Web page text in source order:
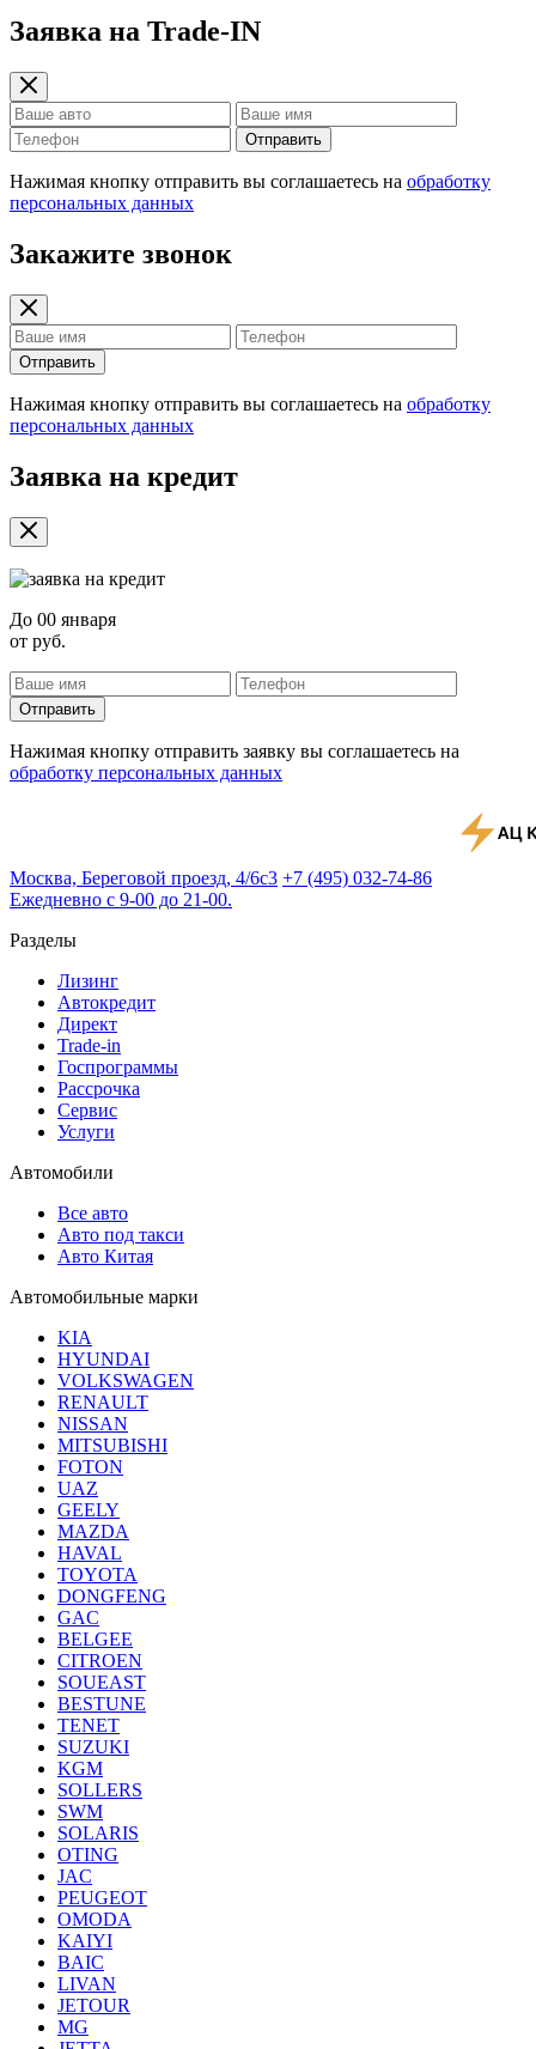
Заявка на Trade-IN
Отправить
Нажимая кнопку отправить вы соглашаетесь на обработку
персональных данных
Закажите звонок
Отправить
Нажимая кнопку отправить вы соглашаетесь на обработку
персональных данных
Заявка на кредит
До 00 января
от руб.
Отправить
Нажимая кнопку отправить заявку вы соглашаетесь на
обработку персональных данных
Москва, Береговой проезд, 4/6с3 +7 (495) 032-74-86
Ежедневно с 9-00 до 21-00.
Разделы
Лизинг
Автокредит
Директ
Trade-in
Госпрограммы
Рассрочка
Сервис
Услуги
Автомобили
Все авто
Авто под такси
Авто Китая
Автомобильные марки
KIA
HYUNDAI
VOLKSWAGEN
RENAULT
NISSAN
MITSUBISHI
FOTON
UAZ
GEELY
MAZDA
HAVAL
TOYOTA
DONGFENG
GAC
BELGEE
CITROEN
SOUEAST
BESTUNE
TENET
SUZUKI
KGM
SOLLERS
SWM
SOLARIS
OTING
JAC
PEUGEOT
OMODA
KAIYI
BAIC
LIVAN
JETOUR
MG